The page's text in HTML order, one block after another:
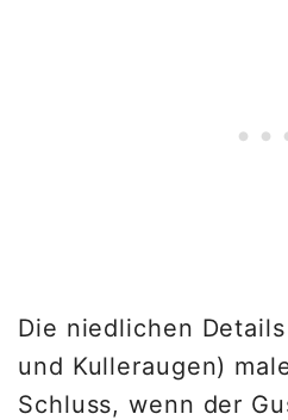
Die niedlichen
und Kulleraugen)
Schluss, wenn der